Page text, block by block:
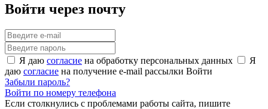
Войти через почту
Я даю согласие на обработку персональных данных
Я
даю согласие на получение e-mail рассылки Войти
Забыли пароль?
Войти по номеру телефона
Если столкнулись с проблемами работы сайта, пишите